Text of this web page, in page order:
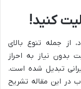
کنید!
از جمله تنوع بالای
بدون نیاز به احراز
تبدیل شده است.
در این مقاله تشریح